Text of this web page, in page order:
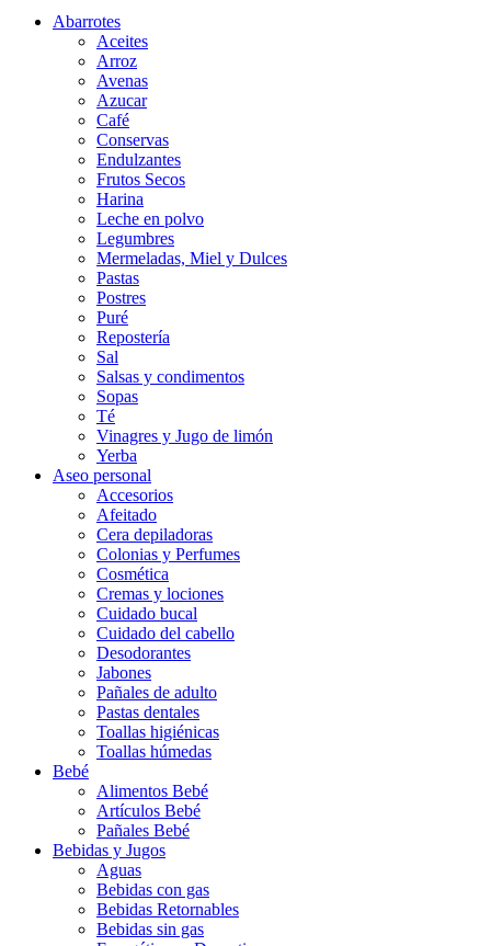
Abarrotes
Aceites
Arroz
Avenas
Azucar
Café
Conservas
Endulzantes
Frutos Secos
Harina
Leche en polvo
Legumbres
Mermeladas, Miel y Dulces
Pastas
Postres
Puré
Repostería
Sal
Salsas y condimentos
Sopas
Té
Vinagres y Jugo de limón
Yerba
Aseo personal
Accesorios
Afeitado
Cera depiladoras
Colonias y Perfumes
Cosmética
Cremas y lociones
Cuidado bucal
Cuidado del cabello
Desodorantes
Jabones
Pañales de adulto
Pastas dentales
Toallas higiénicas
Toallas húmedas
Bebé
Alimentos Bebé
Artículos Bebé
Pañales Bebé
Bebidas y Jugos
Aguas
Bebidas con gas
Bebidas Retornables
Bebidas sin gas